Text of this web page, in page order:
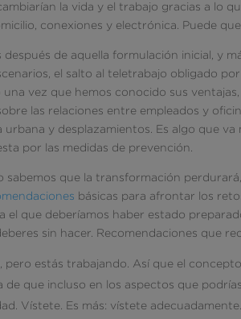
la vida y el trabajo gracias a lo
conexiones y electrónica. Puede
después de aquella formulación inicial, y
el salto al teletrabajo obligado
una vez que hemos conocido sus
las relaciones entre empleados y
urbana y desplazamientos. Es algo que va
por las medidas de prevención.
sabemos que la transformación
básicas para afrontar los
el que deberíamos haber estado
sin hacer. Recomendaciones que
pero estás trabajando. Así que el
de que incluso en los aspectos que
Vístete. Es más: vístete